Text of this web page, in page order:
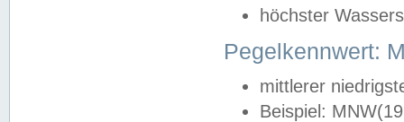
höchster
Pegelkennwert:
mittlerer
Beispiel: